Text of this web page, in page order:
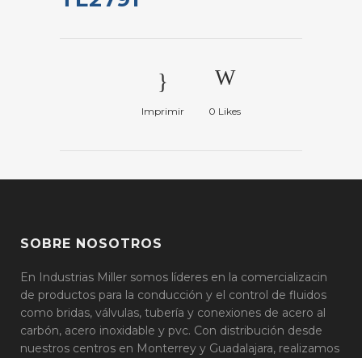
Imprimir 0 Likes
SOBRE NOSOTROS
En Industrias Miller somos líderes en la comercializacin
de productos para la conducción y el control de fluidos
como bridas, válvulas, tubería y conexiones de acero al
carbón, acero inoxidable y pvc. Con distribución desde
nuestros centros en Monterrey y Guadalajara, realizamos